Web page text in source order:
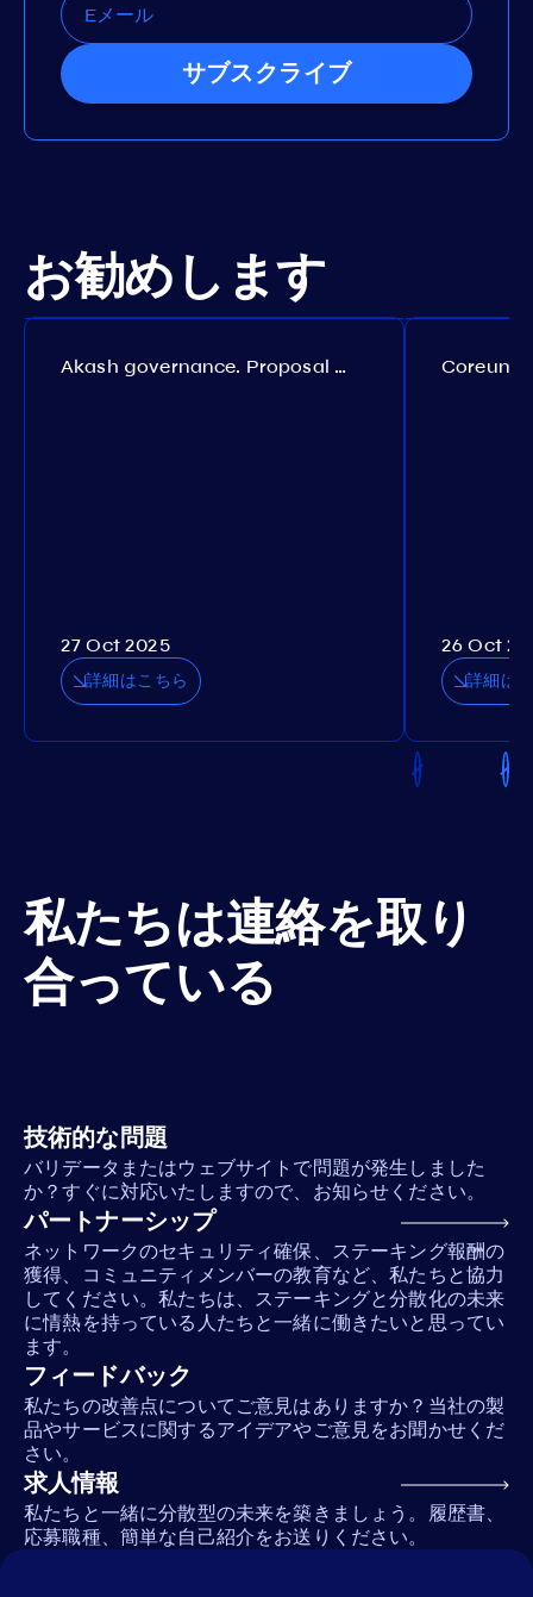
サブスクライブ
お勧めします
Akash governance. Proposal №308
27 Oct 2025
詳細はこちら
26 Oct
詳細は
私たちは連絡を取り
合っている
技術的な問題
バリデータまたはウェブサイトで問題が発生しました
か？すぐに対応いたしますので、お知らせください。
パートナーシップ
ネットワークのセキュリティ確保、ステーキング報酬の
獲得、コミュニティメンバーの教育など、私たちと協力
してください。私たちは、ステーキングと分散化の未来
に情熱を持っている人たちと一緒に働きたいと思ってい
ます。
フィードバック
私たちの改善点についてご意見はありますか？当社の製
品やサービスに関するアイデアやご意見をお聞かせくだ
さい。
求人情報
私たちと一緒に分散型の未来を築きましょう。履歴書、
応募職種、簡単な自己紹介をお送りください。